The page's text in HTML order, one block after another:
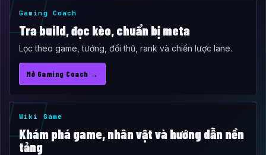
Gaming Coach
Tra build, đọc kèo, chuẩn bị meta
Lọc theo game, tướng, đối thủ, rank và chiến lược lane.
Mở Gaming Coach →
Wiki Game
Khám phá game, nhân vật và hướng dẫn nền
tảng